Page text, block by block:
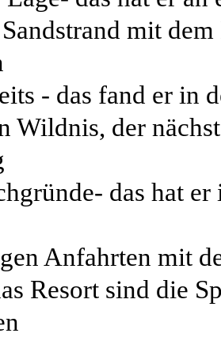
mit
- das fand er in
Wildnis, der
das hat er
Anfahrten mit
Resort sind die